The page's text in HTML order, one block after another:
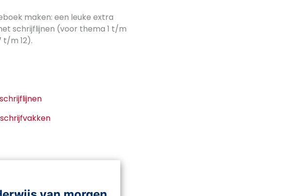
maken: een leuke extra
schrijflijnen (voor thema 1 t/m
m 12).